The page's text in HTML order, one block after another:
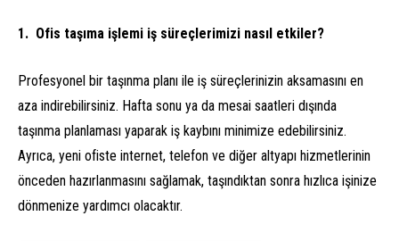
Ofis taşıma işlemi iş süreçlerimizi nasıl etkiler?
Profesyonel bir taşınma planı ile iş süreçlerinizin aksamasını en
aza indirebilirsiniz. Hafta sonu ya da mesai saatleri dışında
taşınma planlaması yaparak iş kaybını minimize edebilirsiniz.
Ayrıca, yeni ofiste internet, telefon ve diğer altyapı hizmetlerinin
önceden hazırlanmasını sağlamak, taşındıktan sonra hızlıca işinize
dönmenize yardımcı olacaktır.